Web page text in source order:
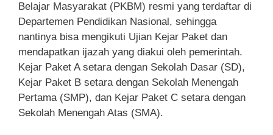
Belajar Masyarakat (PKBM) resmi yang terdaftar di
Departemen Pendidikan Nasional, sehingga
nantinya bisa mengikuti Ujian Kejar Paket dan
mendapatkan ijazah yang diakui oleh pemerintah.
Kejar Paket A setara dengan Sekolah Dasar (SD),
Kejar Paket B setara dengan Sekolah Menengah
Pertama (SMP), dan Kejar Paket C setara dengan
Sekolah Menengah Atas (SMA).